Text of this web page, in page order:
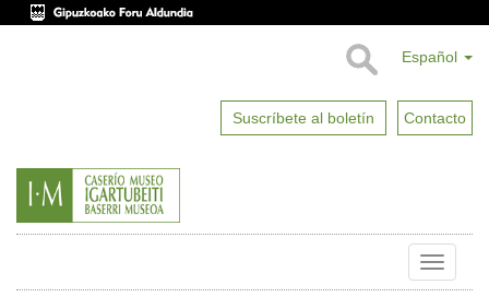
Español
Suscríbete al boletín Contacto
Toggle